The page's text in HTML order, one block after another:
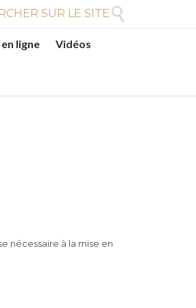
SUR LE SITE 
ligne Vidéos
nécessaire à la mise en